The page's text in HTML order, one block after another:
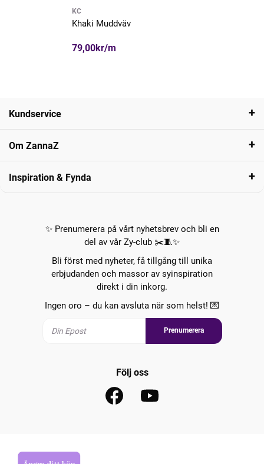
KC
Khaki Muddväv
79,00kr/m
Kundservice
Om ZannaZ
Inspiration & Fynda
✨ Prenumerera på vårt nyhetsbrev och bli en
del av vår Zy-club ✂️🧵✨
Bli först med nyheter, få tillgång till unika
erbjudanden och massor av syinspiration
direkt i din inkorg.
Ingen oro – du kan avsluta när som helst! 💌
Prenumerera
Följ oss